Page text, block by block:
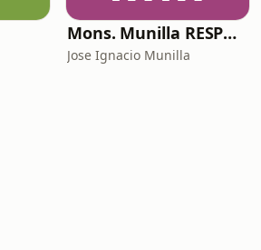
Mons. Munilla RESPONDE
Jose Ignacio Munilla